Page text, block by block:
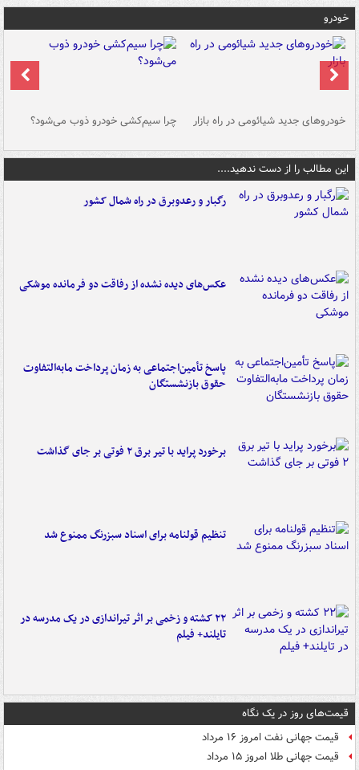
خودرو
خودروهای جدید شیائومی در راه بازار چرا سیم‌کشی خودرو ذوب می‌شود؟
این مطالب را از دست ندهید....
رگبار و رعدوبرق در راه شمال کشور
عکس‌های دیده نشده از رفاقت دو فرمانده‌ موشکی
پاسخ تأمین‌اجتماعی به زمان پرداخت مابه‌التفاوت
حقوق بازنشستگان
برخورد پراید با تیر برق ۲ فوتی بر جای گذاشت
تنظیم قولنامه برای اسناد سبزرنگ ممنوع شد
۲۲ کشته و زخمی بر اثر تیراندازی در یک مدرسه در
تایلند+ فیلم
قیمت‌های روز در یک نگاه
قیمت جهانی نفت امروز ۱۶ مرداد
قیمت جهانی طلا امروز ۱۵ مرداد